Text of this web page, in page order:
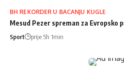
BH REKORDER U BACANJU KUGLE
Mesud Pezer spreman za Evropsko
Sport prije 5h 1min